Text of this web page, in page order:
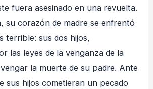
fuera asesinado en una revuelta.
su corazón de madre se enfrentó
terrible: sus dos hijos,
las leyes de la venganza de la
la muerte de su padre. Ante
sus hijos cometieran un pecado